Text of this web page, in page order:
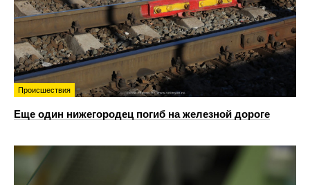
Происшествия
Еще один нижегородец погиб на железной дороге